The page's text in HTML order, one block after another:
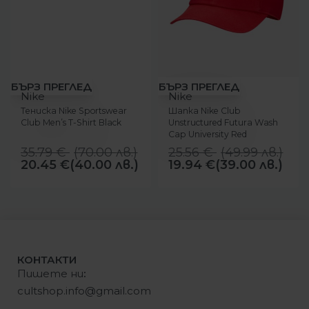
-43%
БЪРЗ ПРЕГЛЕД
Nike
Тениска Nike Sportswear
Club Men’s T-Shirt Black
35.79€ (70.00лв.)
20.45 €(40.00 лв.)
-22%
БЪРЗ ПРЕГЛЕД
Nike
Шапка Nike Club
Unstructured Futura Wash
Cap University Red
25.56€ (49.99лв.)
19.94 €(39.00 лв.)
КОНТАКТИ
Пишете ни:
cultshop.info@gmail.com